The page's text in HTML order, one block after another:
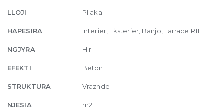
60
x
quantity
LLOJI Pllaka
HAPESIRA Interier, Eksterier, Banjo, Tarracë R11
NGJYRA Hiri
EFEKTI Beton
STRUKTURA Vrazhde
NJESIA m2